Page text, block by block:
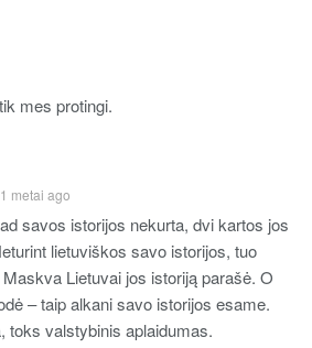
mes protingi.
1 metai ago
savos istorijos nekurta, dvi kartos jos
lietuviškos savo istorijos, tuo
Lietuvai jos istoriją parašė. O
– taip alkani savo istorijos esame.
toks valstybinis aplaidumas.